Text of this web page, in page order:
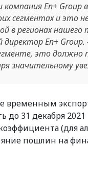
компания En+
сегментах и это
в регионах нашего
директор En+
это должно
значительному
временным
до 31 декабря
пошлин на